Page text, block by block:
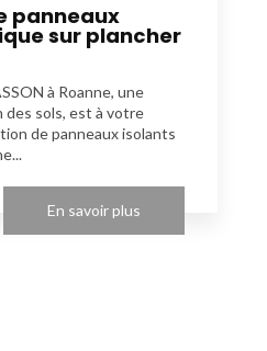
panneaux
sur plancher
à Roanne, une
des sols, est à votre
de panneaux isolants
En savoir plus